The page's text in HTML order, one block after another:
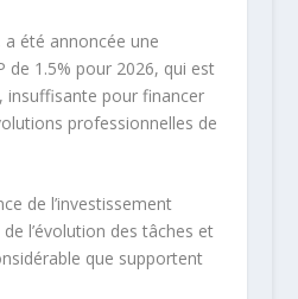
été annoncée une
de 1.5% pour 2026, qui est
insuffisante pour financer
professionnelles de
de l’investissement
l’évolution des tâches et
que supportent